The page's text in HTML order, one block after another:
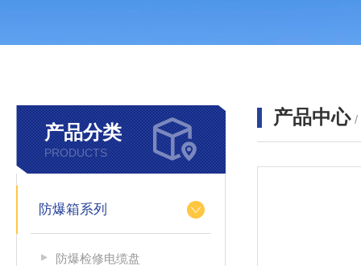
产品分类
PRODUCTS
防爆箱系列
防爆检修电缆盘
产品中心 /